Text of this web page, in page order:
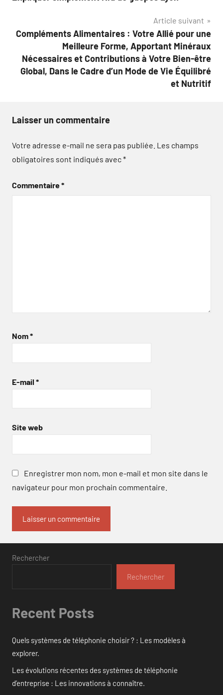
de
Article suivant
Compléments Alimentaires : Votre Allié pour une
Meilleure Forme, Apportant Minéraux
Nécessaires et Contributions à Votre Bien-être
Global, Dans le Cadre d’un Mode de Vie Équilibré
et Nutritif
Laisser un commentaire
Votre adresse e-mail ne sera pas publiée. Les champs
obligatoires sont indiqués avec*
Commentaire*
Nom*
E-mail *
Site web
Enregistrer mon nom, mon e-mail et mon site dans le
navigateur pour mon prochain commentaire.
Rechercher
Rechercher
Recent Posts
Quels systèmes de téléphonie choisir ? : Les modèles à
explorer.
Les évolutions récentes des systèmes de téléphonie
d’entreprise : Les innovations à connaître.